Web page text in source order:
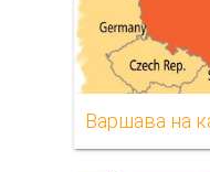
Варшава на